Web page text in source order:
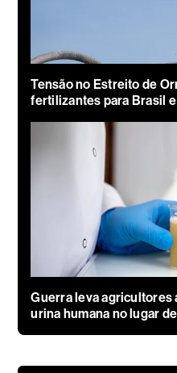
Tensão no Estreito de
fertilizantes para Brasil
Guerra leva agricultores
urina humana no lugar